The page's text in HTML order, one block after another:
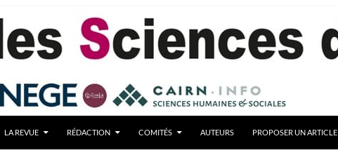
LA REVUE RÉDACTION COMITÉS AUTEURS PROPOSER UN ARTICLE